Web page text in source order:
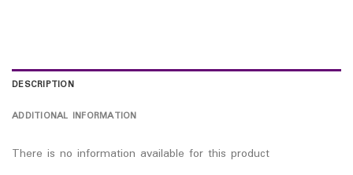
DESCRIPTION
ADDITIONAL INFORMATION
There is no information available for this product